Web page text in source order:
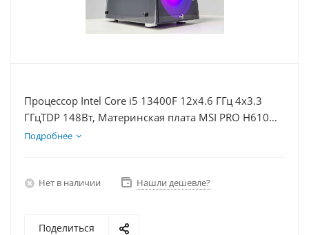
Процессор Intel Core i5 13400F 12x4.6 ГГц 4x3.3
ГГцTDP 148Вт, Материнская плата MSI PRO H610M-
E, Видеокарта GTX 1660S 6Гб, Память DDR4 64Gb,
Подробнее
Нет в наличии Нашли дешевле?
Поделиться